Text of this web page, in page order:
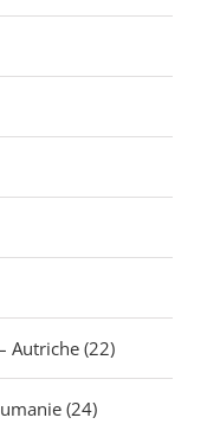
Autriche (22)
(24)